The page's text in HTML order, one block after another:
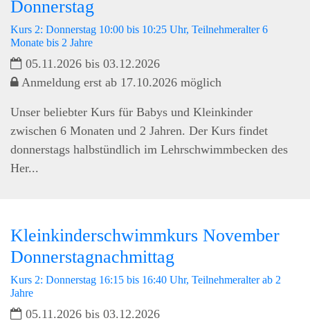
Donnerstag
Kurs 2: Donnerstag 10:00 bis 10:25 Uhr, Teilnehmeralter 6
Monate bis 2 Jahre
05.11.2026 bis 03.12.2026
Anmeldung erst ab 17.10.2026 möglich
Unser beliebter Kurs für Babys und Kleinkinder
zwischen 6 Monaten und 2 Jahren. Der Kurs findet
donnerstags halbstündlich im Lehrschwimmbecken des
Her...
Kleinkinderschwimmkurs November
Donnerstagnachmittag
Kurs 2: Donnerstag 16:15 bis 16:40 Uhr, Teilnehmeralter ab 2
Jahre
05.11.2026 bis 03.12.2026